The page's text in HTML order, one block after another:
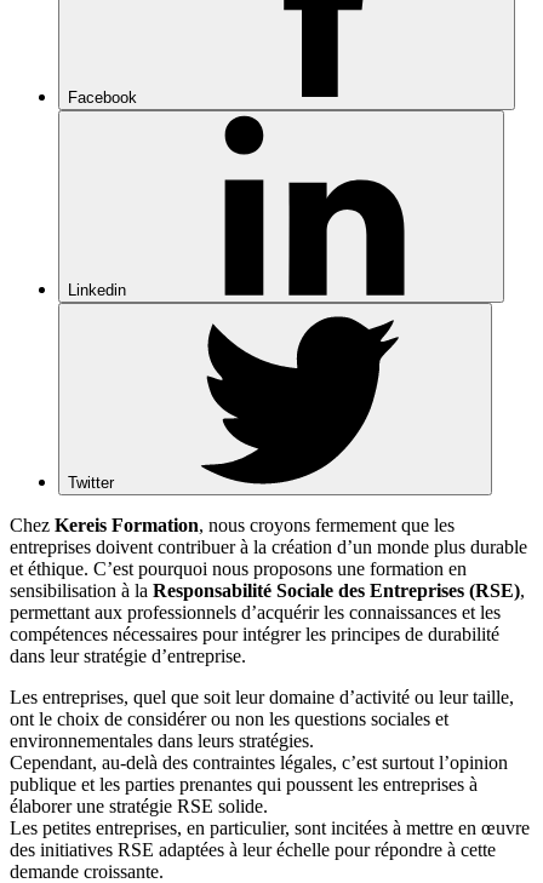
Facebook
Linkedin
Twitter
Chez Kereis Formation, nous croyons fermement que les
entreprises doivent contribuer à la création d’un monde plus durable
et éthique. C’est pourquoi nous proposons une formation en
sensibilisation à la Responsabilité Sociale des Entreprises (RSE),
permettant aux professionnels d’acquérir les connaissances et les
compétences nécessaires pour intégrer les principes de durabilité
dans leur stratégie d’entreprise.
Les entreprises, quel que soit leur domaine d’activité ou leur taille,
ont le choix de considérer ou non les questions sociales et
environnementales dans leurs stratégies.
Cependant, au-delà des contraintes légales, c’est surtout l’opinion
publique et les parties prenantes qui poussent les entreprises à
élaborer une stratégie RSE solide.
Les petites entreprises, en particulier, sont incitées à mettre en œuvre
des initiatives RSE adaptées à leur échelle pour répondre à cette
demande croissante.